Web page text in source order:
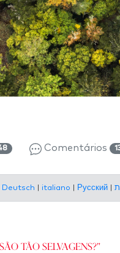
Comentários
Deutsch italiano Русский
tão selvagens?"